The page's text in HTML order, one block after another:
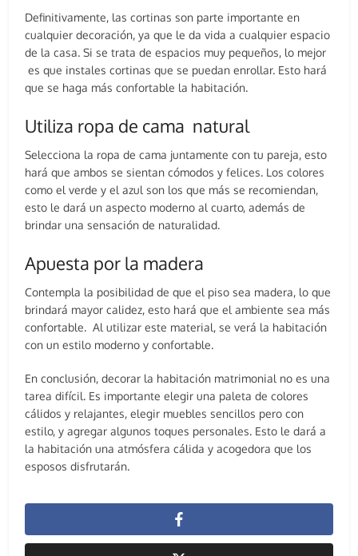
Definitivamente, las cortinas son parte importante en
cualquier decoración, ya que le da vida a cualquier espacio
de la casa. Si se trata de espacios muy pequeños, lo mejor
es que instales cortinas que se puedan enrollar. Esto hará
que se haga más confortable la habitación.
Utiliza ropa de cama natural
Selecciona la ropa de cama juntamente con tu pareja, esto
hará que ambos se sientan cómodos y felices. Los colores
como el verde y el azul son los que más se recomiendan,
esto le dará un aspecto moderno al cuarto, además de
brindar una sensación de naturalidad.
Apuesta por la madera
Contempla la posibilidad de que el piso sea madera, lo que
brindará mayor calidez, esto hará que el ambiente sea más
confortable. Al utilizar este material, se verá la habitación
con un estilo moderno y confortable.
En conclusión, decorar la habitación matrimonial no es una
tarea difícil. Es importante elegir una paleta de colores
cálidos y relajantes, elegir muebles sencillos pero con
estilo, y agregar algunos toques personales. Esto le dará a
la habitación una atmósfera cálida y acogedora que los
esposos disfrutarán.